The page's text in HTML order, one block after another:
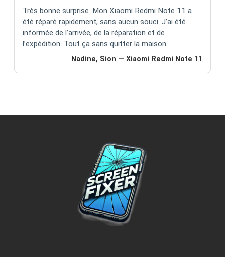
Très bonne surprise. Mon Xiaomi Redmi Note 11 a
été réparé rapidement, sans aucun souci. J’ai été
informée de l’arrivée, de la réparation et de
l’expédition. Tout ça sans quitter la maison.
Nadine, Sion — Xiaomi Redmi Note 11